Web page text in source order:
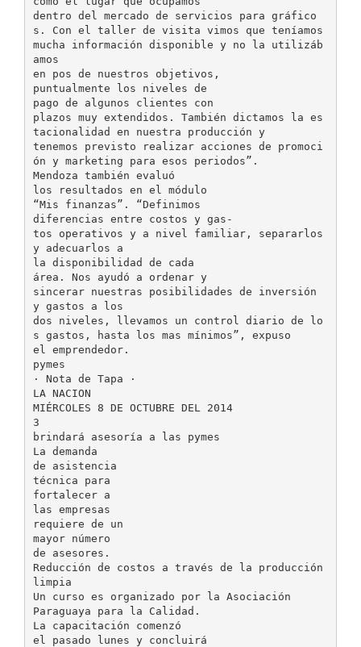
dentro del mercado de servicios para gráfico
s. Con el taller de visita vimos que teníamos
mucha información disponible y no la utilizáb
amos
en pos de nuestros objetivos,
puntualmente los niveles de
pago de algunos clientes con
plazos muy extendidos. También dictamos la es
tacionalidad en nuestra producción y
tenemos previsto realizar acciones de promoci
ón y marketing para esos periodos”.
Mendoza también evaluó
los resultados en el módulo
“Mis finanzas”. “Definimos
diferencias entre costos y gas-
tos operativos y a nivel familiar, separarlos
y adecuarlos a
la disponibilidad de cada
área. Nos ayudó a ordenar y
sincerar nuestras posibilidades de inversión
y gastos a los
dos niveles, llevamos un control diario de lo
s gastos, hasta los mas mínimos”, expuso
el emprendedor.
pymes
· Nota de Tapa ·
LA NACION
MIÉRCOLES 8 DE OCTUBRE DEL 2014
3
brindará asesoría a las pymes
La demanda
de asistencia
técnica para
fortalecer a
las empresas
requiere de un
mayor número
de asesores.
Reducción de costos a través de la producción
limpia
Un curso es organizado por la Asociación
Paraguaya para la Calidad.
La capacitación comenzó
el pasado lunes y concluirá